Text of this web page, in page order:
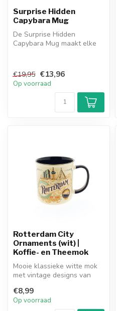
Surprise Hidden
Capybara Mug
De Surprise Hidden
Capybara Mug maakt elke
€19,95 €13,96
Op voorraad
Rotterdam City
Ornaments (wit) |
Koffie- en Theemok
Mooie klassieke witte mok
met vintage designs van
iconen...
€8,99
Op voorraad